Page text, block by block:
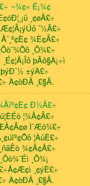
¬¾¢« É¡¾¢
¸¢øÄ£÷
¯½Ã£÷
Å¨¸º¢È¢ ¾È¢Â£÷
¸Õ¾£÷
þÃô§À¡÷ì
þýÐ¨½ ±ýÀ£÷
À¢òÐÄ ¸£§Ã.
Ð½Ã£÷
¦¾Ã¢Â£÷
Ì¨Æó¾£÷
¦ÀüÈ£÷
¸ñãÊò ¾¢Ã¢Å£÷
¸Õ¾¡
¸¢ýÈ£÷
À¢òÐÄ ¸£§Ã.